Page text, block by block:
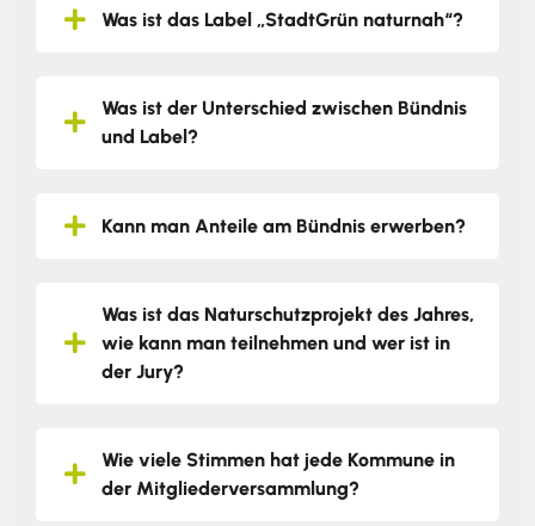
Was ist das Label „StadtGrün naturnah“?
Was ist der Unterschied zwischen Bündnis
und Label?
Kann man Anteile am Bündnis erwerben?
Was ist das Naturschutzprojekt des Jahres,
wie kann man teilnehmen und wer ist in
der Jury?
Wie viele Stimmen hat jede Kommune in
der Mitgliederversammlung?